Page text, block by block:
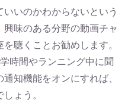
いのかわからないという
味のある分野の動画チャ
聴くことお勧めします。
時間やランニング中に聞
知機能をオンにすれば、
ょう。